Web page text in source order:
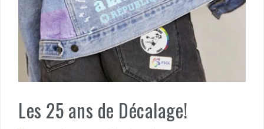
Les 25 ans de Décalage!